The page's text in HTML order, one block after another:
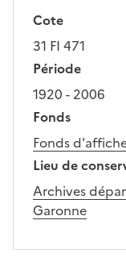
Cote
31 FI 471
Période
1920 - 2006
Fonds
Fonds
Lieu de
Archives
Garonne